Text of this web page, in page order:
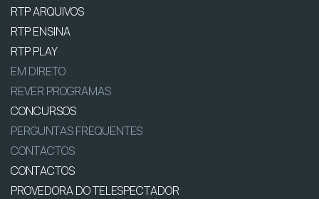
RTP ARQUIVOS
RTP ENSINA
RTP PLAY
EM DIRETO
REVER PROGRAMAS
CONCURSOS
PERGUNTAS FREQUENTES
CONTACTOS
CONTACTOS
PROVEDORA DO TELESPECTADOR